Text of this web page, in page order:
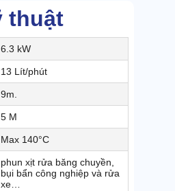
thuật
6.3 kW
13 Lít/phút
9m.
5 M
Max 140°C
phun xịt rửa băng chuyền,
bụi bẩn công nghiệp và rửa
xe…